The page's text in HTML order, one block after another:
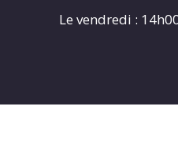
Le vendredi :